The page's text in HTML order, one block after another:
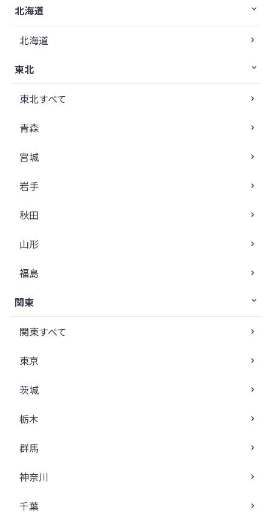
北海道
北海道
東北
東北すべて
青森
宮城
岩手
秋田
山形
福島
関東
関東すべて
東京
茨城
栃木
群馬
神奈川
千葉